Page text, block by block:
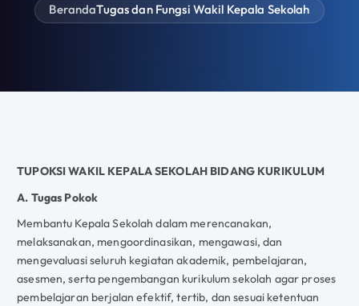
BerandaTugas dan Fungsi Wakil Kepala Sekolah
TUPOKSI WAKIL KEPALA SEKOLAH BIDANG KURIKULUM
A. Tugas Pokok
Membantu Kepala Sekolah dalam merencanakan,
melaksanakan, mengoordinasikan, mengawasi, dan
mengevaluasi seluruh kegiatan akademik, pembelajaran,
asesmen, serta pengembangan kurikulum sekolah agar proses
pembelajaran berjalan efektif, tertib, dan sesuai ketentuan